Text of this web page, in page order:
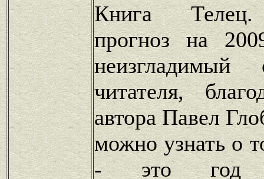
Книга Телец.
прогноз на
читателя,
автора Павел
можно узнать о
- это год